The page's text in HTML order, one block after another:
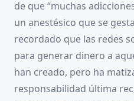
de que “muchas
un anestésico que se
recordado que las redes
para generar dinero a
han creado, pero ha
responsabilidad última